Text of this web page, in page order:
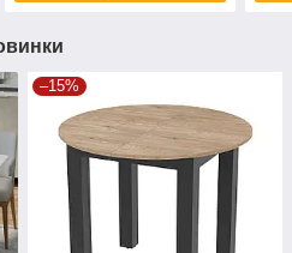
–15%